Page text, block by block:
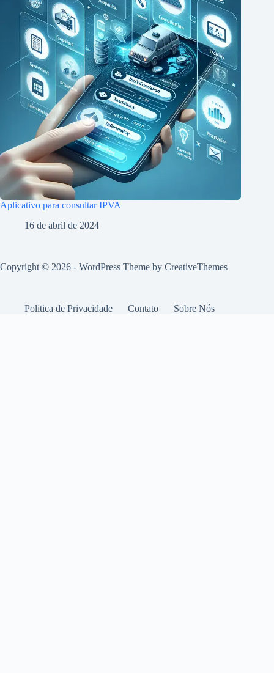
Aplicativo para consultar IPVA
16 de abril de 2024
Copyright © 2026 - WordPress Theme by CreativeThemes
Politica de Privacidade Contato Sobre Nós